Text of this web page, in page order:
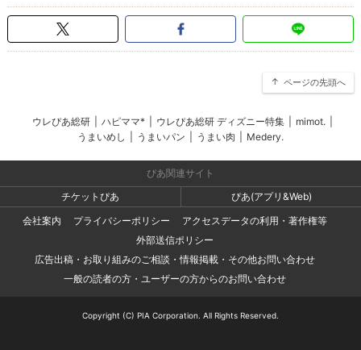
ページの先頭へ
ウレぴあ総研 ハピママ* ウレぴあ総研 ディズニー特集 mimot.
うまいめし
うまいパン うまい肉 Medery.
ぴあ関連サイト
チケットぴあ
ぴあ(アプリ&Web)
会社案内
プライバシーポリシー
アクセスデータの利用・著作権等
外部送信ポリシー
広告出稿・お取り組みのご相談・情報掲載・その他お問い合わせ
一般の読者の方・ユーザーの方からのお問い合わせ
Copyright (C) PIA Corporation. All Rights Reserved.